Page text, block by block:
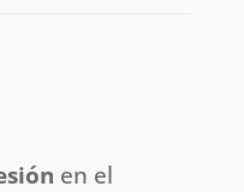
en el